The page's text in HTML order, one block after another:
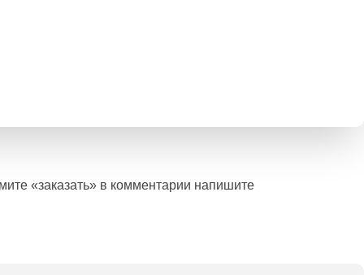
«заказать» в комментарии напишите